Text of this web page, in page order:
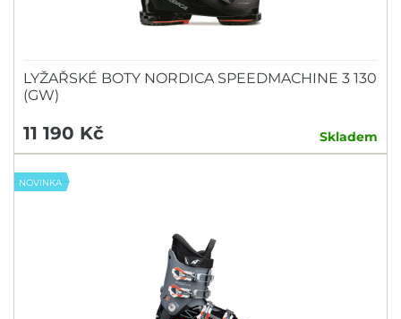
LYŽAŘSKÉ BOTY NORDICA SPEEDMACHINE 3 130
(GW)
11 190 Kč Skladem
NOVINKA